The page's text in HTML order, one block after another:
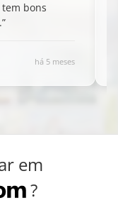
”
há 5 meses
em
?